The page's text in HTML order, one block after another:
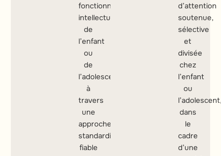
fonctionnement
intellectuel
de
l’enfant
ou
de
l’adolescent
à
travers
une
approche
standardisée,
fiable
d’attention
soutenue,
sélective
et
divisée
chez
l’enfant
ou
dans
le
cadre
d’une